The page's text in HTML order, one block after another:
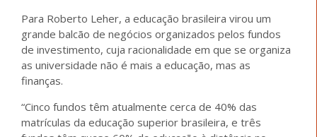
Para Roberto Leher, a educação brasileira virou um
grande balcão de negócios organizados pelos fundos
de investimento, cuja racionalidade em que se organiza
as universidade não é mais a educação, mas as
finanças.
“Cinco fundos têm atualmente cerca de 40% das
matrículas da educação superior brasileira, e três